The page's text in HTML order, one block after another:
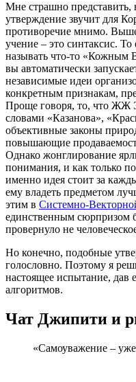
Мне страшно представить,
утверждение звучит для
противоречие мнимо.
учение – это синтаксис. То
называть что-то «Кожным
вы автоматически
независимые идеи
конкретным признакам,
Проще говоря, то, что ЖЖ
словами «Казанова»,
объективные законы
повышающие
Однако жонглирование
понимания, и как только
именно идея стоит за
ему владеть предметом
этим в Системно-
единственным сюрпризом
провернуло не
Но конечно, подобные
голословно. Поэтому я
настоящее испытание, дав
алгоритмов.
Чат Джипити и
«Самоуважение –